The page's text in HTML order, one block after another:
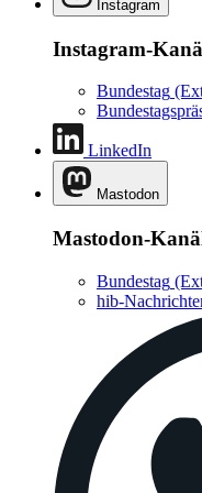
Instagram
Instagram-
Bundestag
LinkedIn
Mastodon
Mastodon-
Bundestag
hib-